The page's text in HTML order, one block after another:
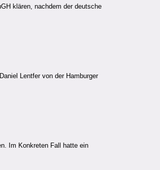
klären, nachdem der deutsche
Lentfer von der Hamburger
Im Konkreten Fall hatte ein